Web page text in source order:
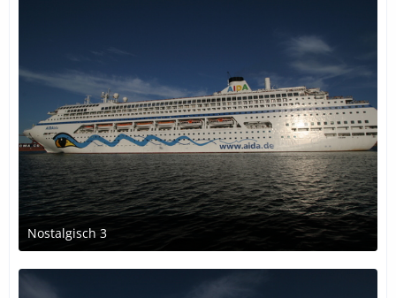
Nostalgisch 3
13. Dezember 2016 um 14:17